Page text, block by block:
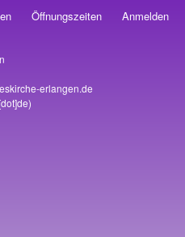
Öffnungszeiten Anmelden
erlangen.de